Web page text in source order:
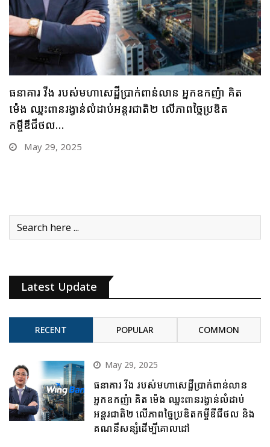
ធនាគារ ប្រៃសណីយ៍កម្ពុជា និងក្រុមហ៊ុន អាយជី អាណា
ចក្រថិក ចុះកិច្ចព្រមព្រៀងភាពជាដៃគូយុទ្ធសាស្ត្រផ្នែកបច្ចេកវិទ្យា
May 28, 2025
Latest Update
RECENT POPULAR COMMON
May 29, 2025
ធនាគារ វីង របស់មហាសេដ្ឋីប្រាក់ពាន់លាន
អ្នកឧកញ៉ា គិត ម៉េង ឈ្នះពានរង្វាន់លំដាប់
អន្តរជាតិ២ លើភាពច្នៃប្រឌិតកម្ចីឌីជីថល និង
គណនីសន្សំដើម្បីគោលដៅ